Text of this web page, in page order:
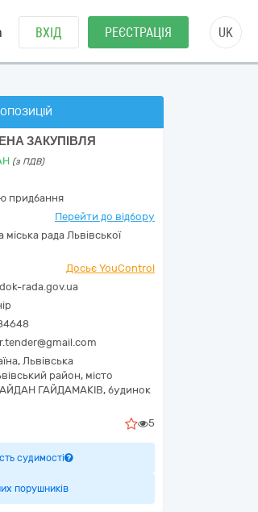
ВХІД РЕЄСТРАЦІЯ UK
ЗАКУПІВЛЯ
(з ПДВ)
придбання
Перейти до відбору
міська рада Львівської
Досьє YouControl
rada.gov.ua
, Львівська
район, місто
ГАЙДАМАКІВ, будинок
5
судимості
порушників